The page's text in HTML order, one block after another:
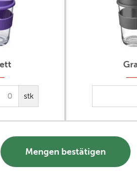
stk
Mengen bestätigen